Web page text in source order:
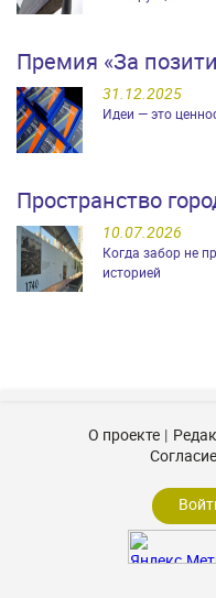
Премия «За
31.12.2025
Идеи — это
Пространство
10.07.2026
Когда забор не
историей
О проекте